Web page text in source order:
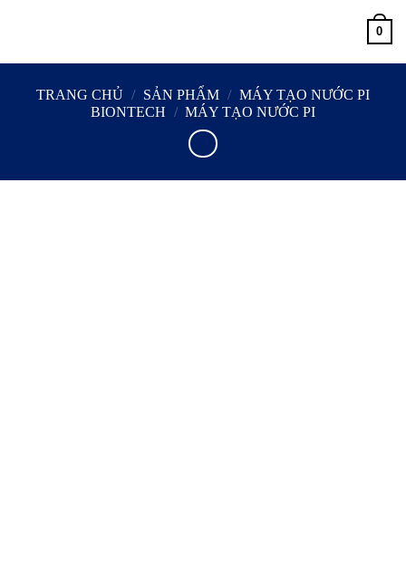
0
TRANG CHỦ / SẢN PHẨM / MÁY TẠO NƯỚC PI
BIONTECH / MÁY TẠO NƯỚC PI